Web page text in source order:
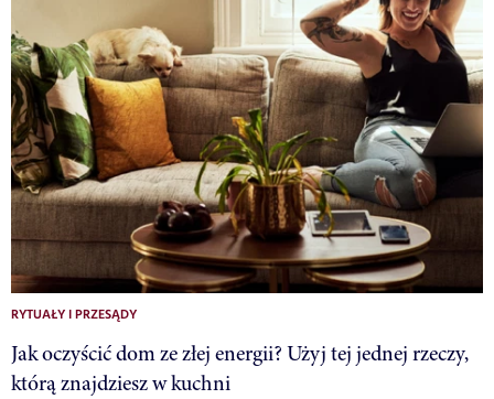
RYTUAŁY I PRZESĄDY
Jak oczyścić dom ze złej energii? Użyj tej jednej rzeczy,
którą znajdziesz w kuchni